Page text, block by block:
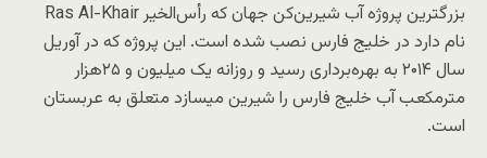
بزرگترین پروژه آب شیرین‌کن جهان که رأس‌الخیر Ras Al-Khair
نام دارد در خلیج فارس نصب شده است. این پروژه که در آوریل
سال ۲۰۱۴ به بهره‌برداری رسید و روزانه یک میلیون و ۲۵هزار
مترمکعب آب خلیج فارس را شیرین‌ می‎سازد متعلق به عربستان
است.